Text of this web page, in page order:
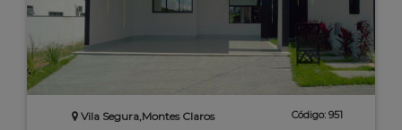
Vila Segura,Montes Claros Código: 951